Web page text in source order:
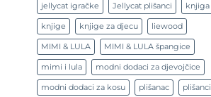
jellycat igračke Jellycat plišanci knjiga
knjige knjige za djecu liewood
MIMI & LULA MIMI & LULA špangice
mimi i lula modni dodaci za djevojčice
modni dodaci za kosu plišanac plišanci